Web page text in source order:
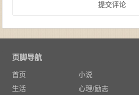
页脚导航
首页 小说
生活
心理/励志